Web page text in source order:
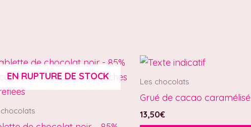
EN RUPTURE DE STOCK Les chocolats
Grué de cacao caramélisé
13,50€